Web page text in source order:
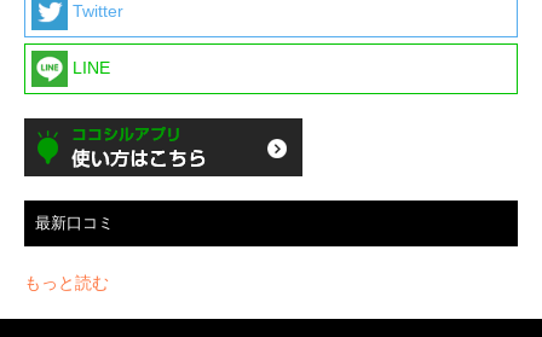
Twitter
LINE
最新口コミ
もっと読む